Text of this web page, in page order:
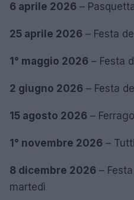
6 aprile 2026 –
25 aprile 2026 – Festa
1° maggio 2026 – Festa
2 giugno 2026 – Festa
15 agosto 2026 –
1° novembre 2026 –
8 dicembre 2026 –
martedì